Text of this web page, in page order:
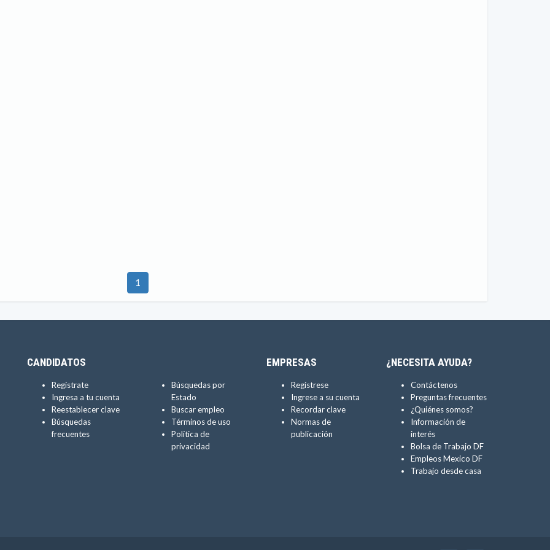
1
CANDIDATOS
Regístrate
Ingresa a tu cuenta
Reestablecer clave
Búsquedas
frecuentes
Búsquedas por
Estado
Buscar empleo
Términos de uso
Política de
privacidad
EMPRESAS
Regístrese
Ingrese a su cuenta
Recordar clave
Normas de
publicación
¿NECESITA AYUDA?
Contáctenos
Preguntas frecuentes
¿Quiénes somos?
Información de
interés
Bolsa de Trabajo DF
Empleos Mexico DF
Trabajo desde casa